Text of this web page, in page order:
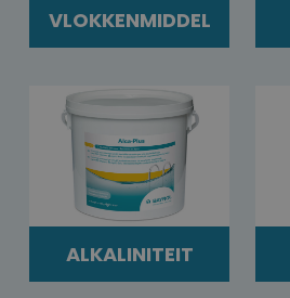
VLOKKENMIDDEL
ALKALINITEIT